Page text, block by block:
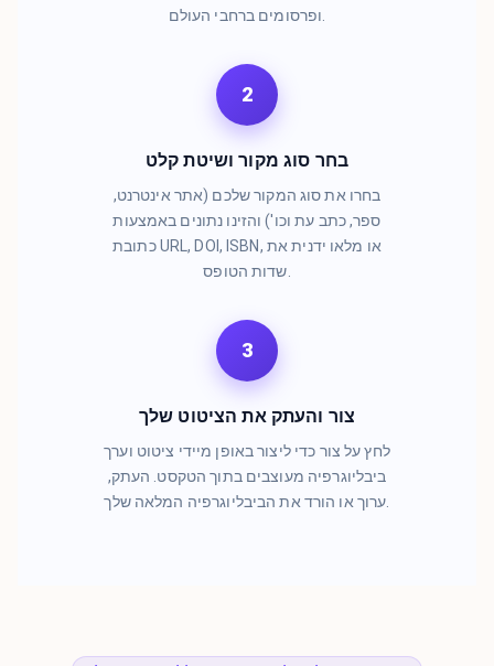
2
בחר סוג מקור ושיטת קלט
בחרו את סוג המקור שלכם (אתר אינטרנט,
ספר, כתב עת וכו') והזינו נתונים באמצעות
כתובת URL, DOI, ISBN, או מלאו ידנית את
3
צור והעתק את הציטוט שלך
לחץ על צור כדי ליצור באופן מיידי ציטוט וערך
ביבליוגרפיה מעוצבים בתוך הטקסט. העתק,